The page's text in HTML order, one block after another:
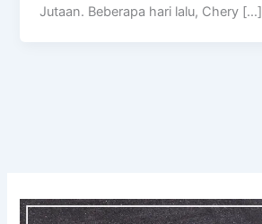
Jutaan. Beberapa hari lalu, Chery […]